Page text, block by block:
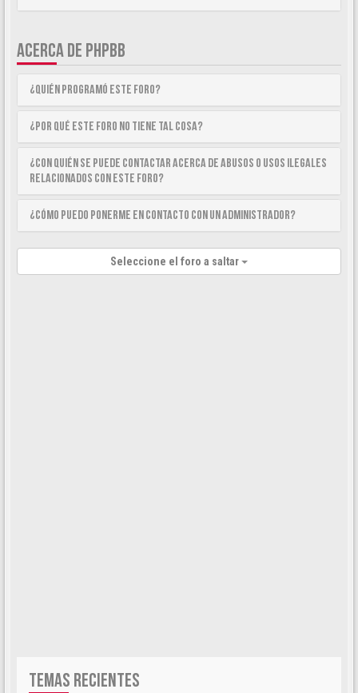
ACERCA DE PHPBB
¿Quién programó este foro?
¿Por qué este foro no tiene tal cosa?
¿Con quién se puede contactar acerca de abusos o usos ilegales
relacionados con este foro?
¿Cómo puedo ponerme en contacto con un Administrador?
Seleccione el foro a saltar
TEMAS RECIENTES